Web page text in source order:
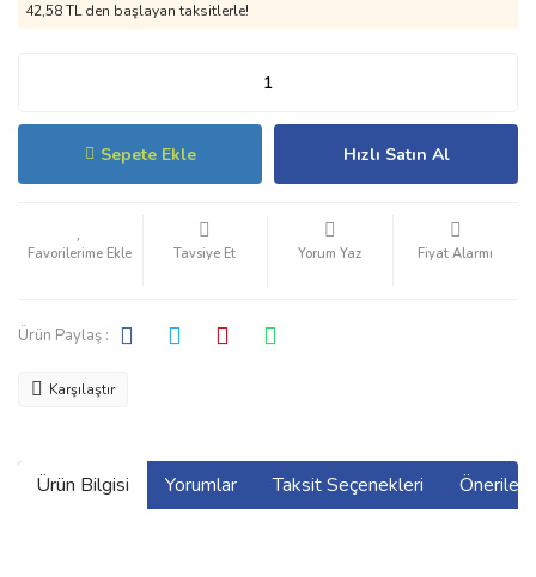
42,58 TL den başlayan taksitlerle!
Sepete Ekle Hızlı Satın Al
Tavsiye Et Yorum Yaz Fiyat Alarmı
Ürün Paylaş :
Karşılaştır
Ürün Bilgisi Yorumlar Taksit Seçenekleri